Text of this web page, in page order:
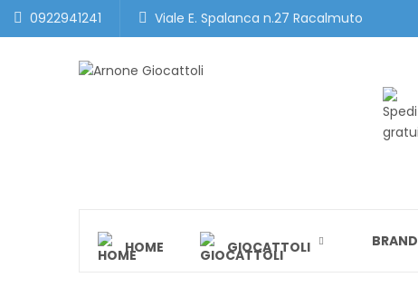
0922941241 Viale E. Spalanca n.27 Racalmuto
HOME GIOCATTOLI BRAND